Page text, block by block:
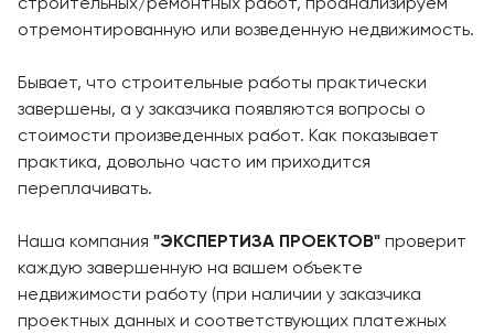
отремонтированную или возведенную недвижимость.
Бывает, что строительные работы практически
завершены, а у заказчика появляются вопросы о
стоимости произведенных работ. Как показывает
практика, довольно часто им приходится
переплачивать.
Наша компания "ЭКСПЕРТИЗА ПРОЕКТОВ" проверит
каждую завершенную на вашем объекте
недвижимости работу (при наличии у заказчика
проектных данных и соответствующих платежных